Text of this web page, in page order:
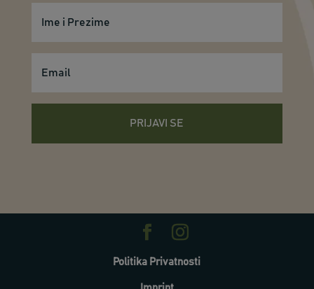
PRIJAVI SE
Politika Privatnosti